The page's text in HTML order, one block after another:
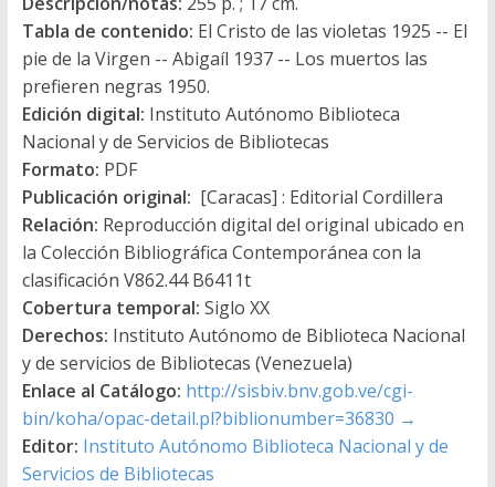
Tabla de contenido: El Cristo de las violetas 1925 -- El
pie de la Virgen -- Abigaíl 1937 -- Los muertos las
prefieren negras 1950.
Edición digital: Instituto Autónomo Biblioteca
Nacional y de Servicios de Bibliotecas
Formato: PDF
Publicación original: [Caracas] : Editorial Cordillera
Relación: Reproducción digital del original ubicado en
la Colección Bibliográfica Contemporánea con la
clasificación V862.44 B6411t
Cobertura temporal: Siglo XX
Derechos: Instituto Autónomo de Biblioteca Nacional
y de servicios de Bibliotecas (Venezuela)
Enlace al Catálogo: http://sisbiv.bnv.gob.ve/cgi-
bin/koha/opac-detail.pl?biblionumber=36830 →
Editor: Instituto Autónomo Biblioteca Nacional y de
Servicios de Bibliotecas